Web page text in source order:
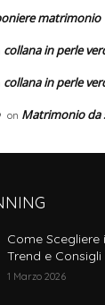
matrimonio
collana in perle
collana in perle
on Matrimonio da
Come
Trend e
1 Marzo 2026